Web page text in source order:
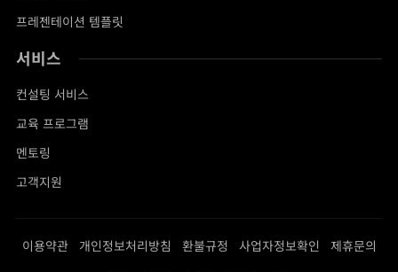
프레젠테이션 템플릿
서비스
컨설팅 서비스
교육 프로그램
멘토링
고객지원
이용약관 개인정보처리방침 환불규정 사업자정보확인 제휴문의